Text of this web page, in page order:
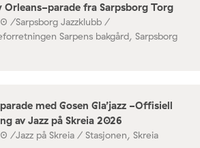
Orleans-parade fra Sarpsborg Torg
/Sarpsborg Jazzklubb /
Sarpens bakgård, Sarpsborg
med Gosen Gla’jazz -Offisiell
av Jazz på Skreia 2026
/Jazz på Skreia / Stasjonen, Skreia